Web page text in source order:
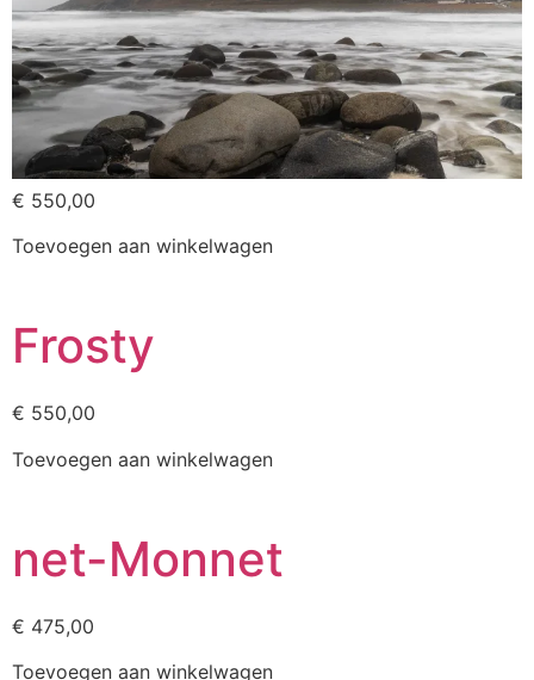
€ 550,00
Toevoegen aan winkelwagen
Frosty
€ 550,00
Toevoegen aan winkelwagen
net-Monnet
€ 475,00
Toevoegen aan winkelwagen